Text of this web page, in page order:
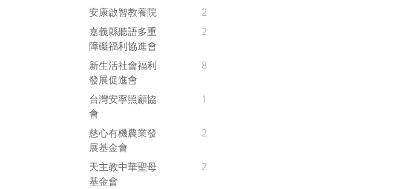
安康啟智教養院
2
嘉義縣聽語多重
障礙福利協進會
2
新生活社會福利
發展促進會
8
台灣安寧照顧協
會
1
慈心有機農業發
展基金會
2
天主教中華聖母
基金會
2